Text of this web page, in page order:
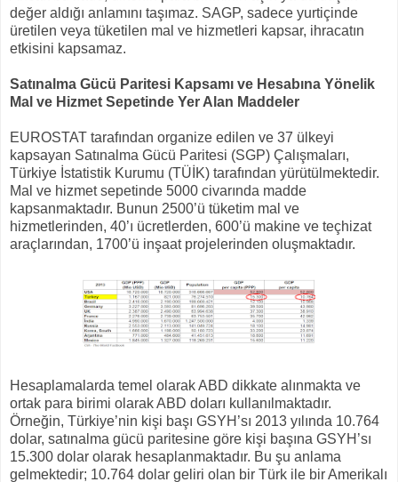
değer aldığı anlamını taşımaz. SAGP, sadece yurtiçinde
üretilen veya tüketilen mal ve hizmetleri kapsar, ihracatın
etkisini kapsamaz.
Satınalma Gücü Paritesi Kapsamı ve Hesabına Yönelik
Mal ve Hizmet Sepetinde Yer Alan Maddeler
EUROSTAT tarafından organize edilen ve 37 ülkeyi
kapsayan Satınalma Gücü Paritesi (SGP) Çalışmaları,
Türkiye İstatistik Kurumu (TÜİK) tarafından yürütülmektedir.
Mal ve hizmet sepetinde 5000 civarında madde
kapsanmaktadır. Bunun 2500’ü tüketim mal ve
hizmetlerinden, 40’ı ücretlerden, 600’ü makine ve teçhizat
araçlarından, 1700’ü inşaat projelerinden oluşmaktadır.
Hesaplamalarda temel olarak ABD dikkate alınmakta ve
ortak para birimi olarak ABD doları kullanılmaktadır.
Örneğin, Türkiye’nin kişi başı GSYH’sı 2013 yılında 10.764
dolar, satınalma gücü paritesine göre kişi başına GSYH’sı
15.300 dolar olarak hesaplanmaktadır. Bu şu anlama
gelmektedir; 10.764 dolar geliri olan bir Türk ile bir Amerikalı